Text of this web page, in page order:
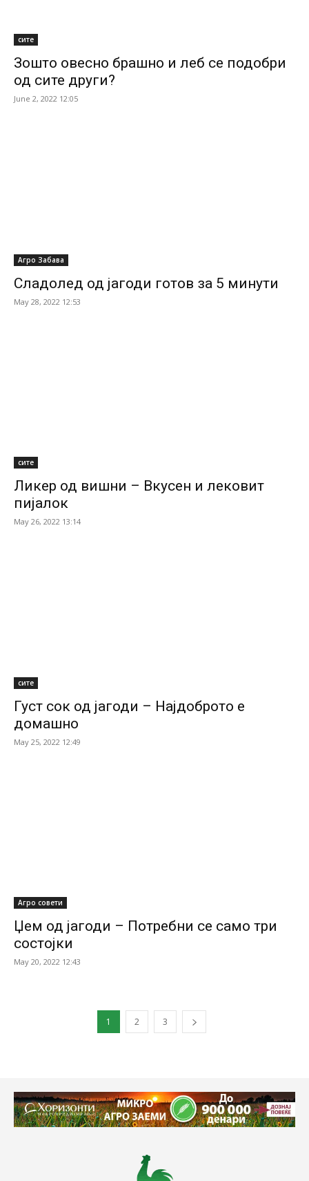
сите
Зошто овесно брашно и леб се подобри
од сите други?
June 2, 2022 12:05
Агро Забава
Сладолед од јагоди готов за 5 минути
May 28, 2022 12:53
сите
Ликер од вишни – Вкусен и лековит
пијалок
May 26, 2022 13:14
сите
Густ сок од јагоди – Најдоброто е
домашно
May 25, 2022 12:49
Агро совети
Џем од јагоди – Потребни се само три
состојки
May 20, 2022 12:43
1 2 3